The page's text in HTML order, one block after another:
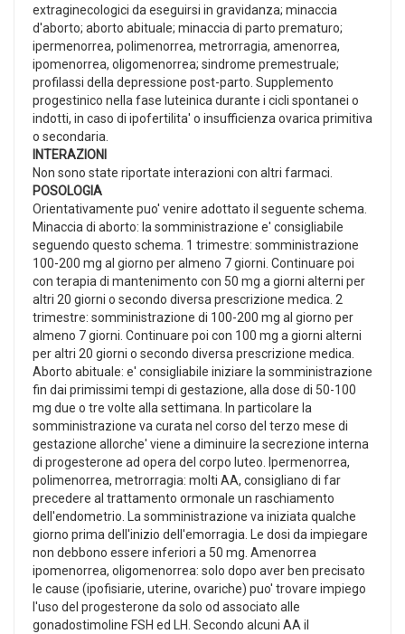
extraginecologici da eseguirsi in gravidanza; minaccia
d'aborto; aborto abituale; minaccia di parto prematuro;
ipermenorrea, polimenorrea, metrorragia, amenorrea,
ipomenorrea, oligomenorrea; sindrome premestruale;
profilassi della depressione post-parto. Supplemento
progestinico nella fase luteinica durante i cicli spontanei o
indotti, in caso di ipofertilita' o insufficienza ovarica primitiva
o secondaria.
INTERAZIONI
Non sono state riportate interazioni con altri farmaci.
POSOLOGIA
Orientativamente puo' venire adottato il seguente schema.
Minaccia di aborto: la somministrazione e' consigliabile
seguendo questo schema. 1 trimestre: somministrazione
100-200 mg al giorno per almeno 7 giorni. Continuare poi
con terapia di mantenimento con 50 mg a giorni alterni per
altri 20 giorni o secondo diversa prescrizione medica. 2
trimestre: somministrazione di 100-200 mg al giorno per
almeno 7 giorni. Continuare poi con 100 mg a giorni alterni
per altri 20 giorni o secondo diversa prescrizione medica.
Aborto abituale: e' consigliabile iniziare la somministrazione
fin dai primissimi tempi di gestazione, alla dose di 50-100
mg due o tre volte alla settimana. In particolare la
somministrazione va curata nel corso del terzo mese di
gestazione allorche' viene a diminuire la secrezione interna
di progesterone ad opera del corpo luteo. Ipermenorrea,
polimenorrea, metrorragia: molti AA, consigliano di far
precedere al trattamento ormonale un raschiamento
dell'endometrio. La somministrazione va iniziata qualche
giorno prima dell'inizio dell'emorragia. Le dosi da impiegare
non debbono essere inferiori a 50 mg. Amenorrea
ipomenorrea, oligomenorrea: solo dopo aver ben precisato
le cause (ipofisiarie, uterine, ovariche) puo' trovare impiego
l'uso del progesterone da solo od associato alle
gonadostimoline FSH ed LH. Secondo alcuni AA il